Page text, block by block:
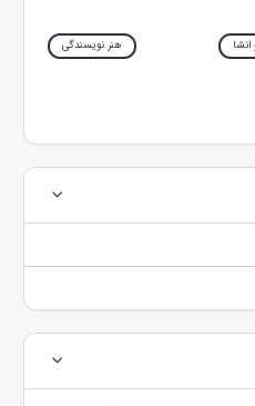
انشا
هنر نویسندگی